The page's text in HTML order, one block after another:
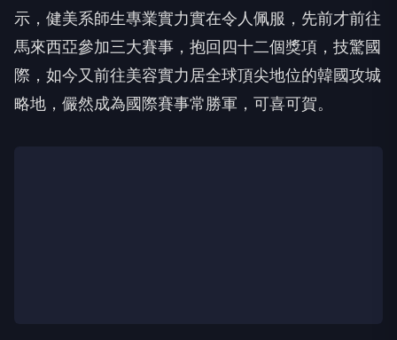
示，健美系師生專業實力實在令人佩服，先前才前往
馬來西亞參加三大賽事，抱回四十二個獎項，技驚國
際，如今又前往美容實力居全球頂尖地位的韓國攻城
略地，儼然成為國際賽事常勝軍，可喜可賀。